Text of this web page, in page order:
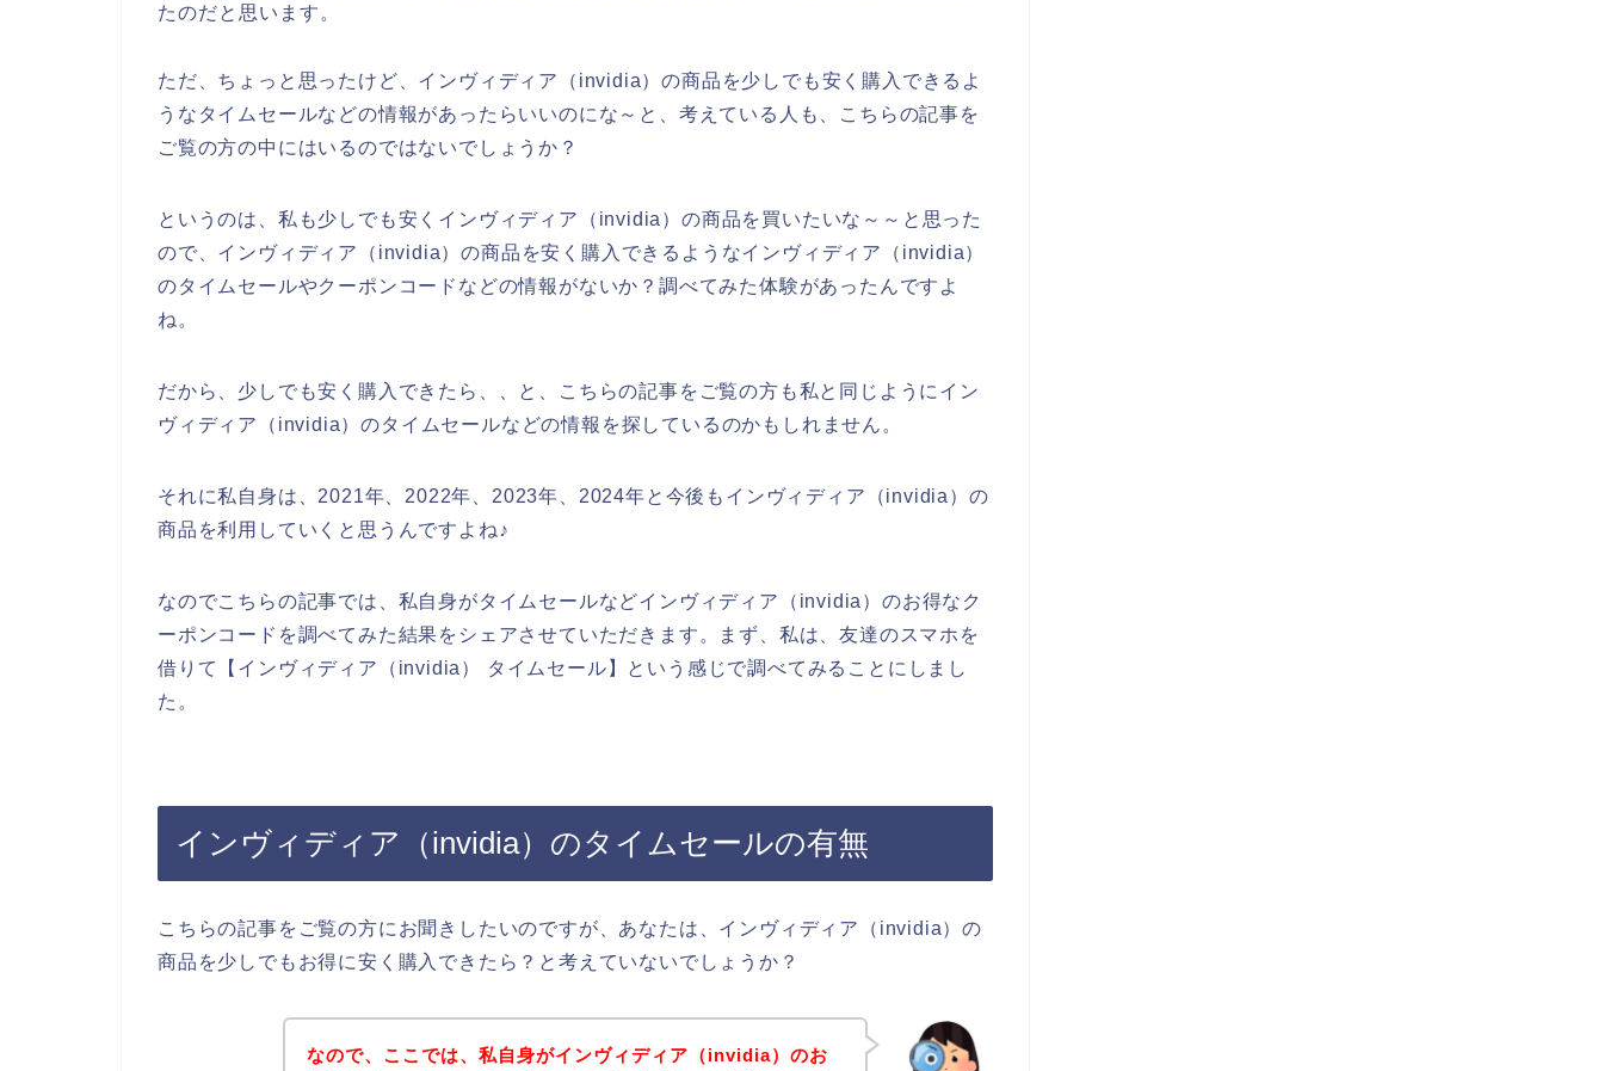
たのだと思います。
ただ、ちょっと思ったけど、インヴィディア（invidia）の商品を少しでも安く購入できるよ
うなタイムセールなどの情報があったらいいのにな～と、考えている人も、こちらの記事を
ご覧の方の中にはいるのではないでしょうか？
というのは、私も少しでも安くインヴィディア（invidia）の商品を買いたいな～～と思った
ので、インヴィディア（invidia）の商品を安く購入できるようなインヴィディア（invidia）
のタイムセールやクーポンコードなどの情報がないか？調べてみた体験があったんですよ
ね。
だから、少しでも安く購入できたら、、と、こちらの記事をご覧の方も私と同じようにイン
ヴィディア（invidia）のタイムセールなどの情報を探しているのかもしれません。
それに私自身は、2021年、2022年、2023年、2024年と今後もインヴィディア（invidia）の
商品を利用していくと思うんですよね♪
なのでこちらの記事では、私自身がタイムセールなどインヴィディア（invidia）のお得なク
ーポンコードを調べてみた結果をシェアさせていただきます。まず、私は、友達のスマホを
借りて【インヴィディア（invidia） タイムセール】という感じで調べてみることにしまし
た。
インヴィディア（invidia）のタイムセールの有無
こちらの記事をご覧の方にお聞きしたいのですが、あなたは、インヴィディア（invidia）の
商品を少しでもお得に安く購入できたら？と考えていないでしょうか？
なので、ここでは、私自身がインヴィディア（invidia）のお